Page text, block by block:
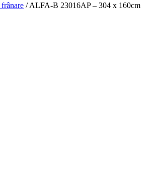
/ALFA-B 23016AP – 304 x 160cm